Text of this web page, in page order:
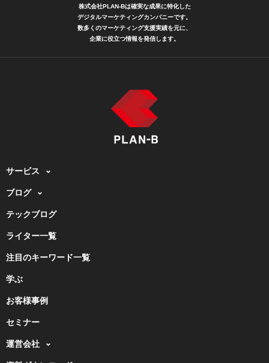
株式会社PLAN-Bは確実な成果に特化した
デジタルマーケティングカンパニーです。
数多くのマーケティング支援実績を元に、
企業に役立つ情報を発信します。
サービス
ブログ
テックブログ
ライター一覧
注目のキーワード一覧
学ぶ
お客様事例
セミナー
運営会社